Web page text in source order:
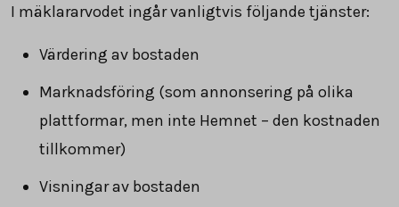
I mäklararvodet ingår vanligtvis följande tjänster:
Värdering av bostaden
Marknadsföring (som annonsering på olika
plattformar, men inte Hemnet – den kostnaden
tillkommer)
Visningar av bostaden